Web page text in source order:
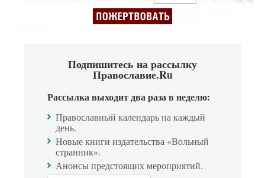
Подпишитесь на рассылку
Православие.Ru
Рассылка выходит два раза в неделю:
Православный календарь на каждый
день.
Новые книги издательства «Вольный
странник».
Анонсы предстоящих мероприятий.